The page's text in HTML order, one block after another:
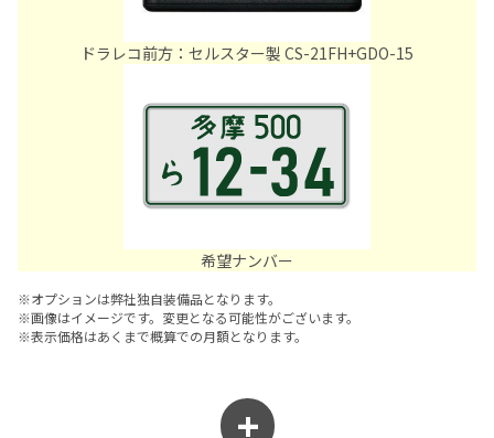
ドラレコ前方：セルスター製 CS-21FH+GDO-15
希望ナンバー
※オプションは弊社独自装備品となります。
※画像はイメージです。変更となる可能性がございます。
※表示価格はあくまで概算での月額となります。